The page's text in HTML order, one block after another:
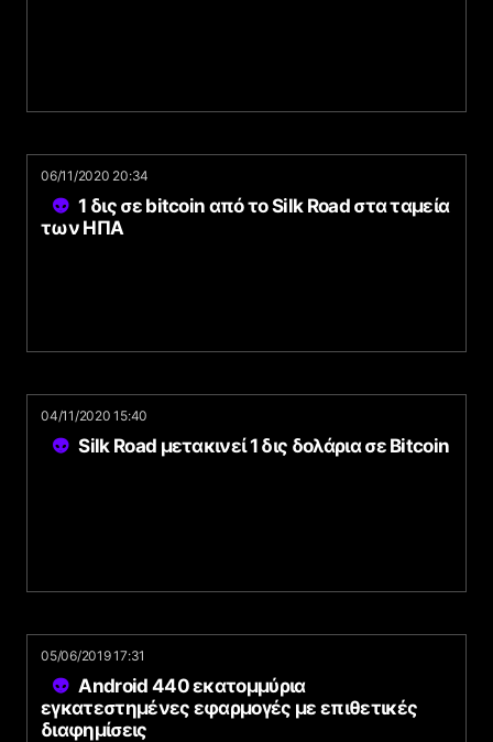
06/11/2020 20:34
1 δις σε bitcoin από το Silk Road στα ταμεία
των ΗΠΑ
04/11/2020 15:40
Silk Road μετακινεί 1 δις δολάρια σε Bitcoin
05/06/2019 17:31
Android 440 εκατομμύρια
εγκατεστημένες εφαρμογές με επιθετικές
διαφημίσεις